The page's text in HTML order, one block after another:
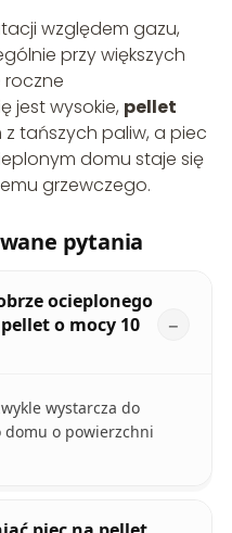
względem gazu,
przy większych
roczne
jest wysokie, pellet
tańszych paliw, a piec
domu staje się
grzewczego.
pytania
ocieplonego
o mocy 10
wystarcza do
o powierzchni